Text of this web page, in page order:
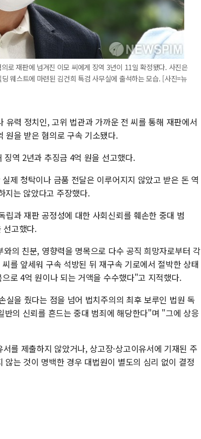
로 재판에 넘겨진 이모 씨에게 징역 3년이 11일 확정됐다. 사진은
웨스트에 마련된 김건희 특검 사무실에 출석하는 모습. [사진=뉴
력 정치인, 고위 법관과 가까운 전 씨를 통해 재판에서
원을 받은 혐의로 구속 기소됐다.
역 2년과 추징금 4억 원을 선고했다.
제 청탁이나 금품 전달은 이루어지지 않았고 받은 돈 역
지는 않았다고 주장했다.
과 재판 공정성에 대한 사회신뢰를 훼손한 중대 범
선고했다.
의 친분, 영향력을 명목으로 다수 공직 희망자로부터 각
를 앞세워 구속 석방된 뒤 재구속 기로에서 절박한 상태
로 4억 원이나 되는 거액을 수수했다"고 지적했다.
을 줬다는 점을 넘어 법치주의의 최후 보루인 법원 독
의 신뢰를 흔드는 중대 범죄에 해당한다"며 "그에 상응
를 제출하지 않았거나, 상고장·상고이유서에 기재된 주
는 것이 명백한 경우 대법원이 별도의 심리 없이 결정